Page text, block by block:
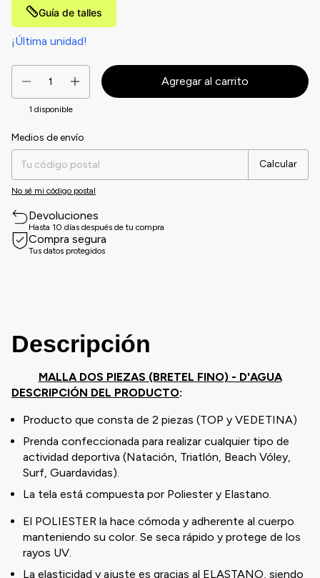
Guía de talles
¡Última unidad!
1 disponible
Entregas para el CP:
Medios de envío
Calcular
No sé mi código postal
Devoluciones
Hasta 10 días después de tu compra
Compra segura
Tus datos protegidos
Descripción
MALLA DOS PIEZAS (BRETEL FINO) - D'AGUA
DESCRIPCIÓN DEL PRODUCTO:
Producto que consta de 2 piezas (TOP y VEDETINA)
Prenda confeccionada para realizar cualquier tipo de
actividad deportiva (Natación, Triatlón, Beach Vóley,
Surf, Guardavidas).
La tela está compuesta por Poliester y Elastano.
El POLIESTER la hace cómoda y adherente al cuerpo
manteniendo su color. Se seca rápido y protege de los
rayos UV.
La elasticidad y ajuste es gracias al ELASTANO, siendo